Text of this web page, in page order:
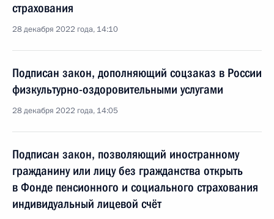
страхования
28 декабря 2022 года, 14:10
Подписан закон, дополняющий соцзаказ в России
физкультурно-оздоровительными услугами
28 декабря 2022 года, 14:05
Подписан закон, позволяющий иностранному
гражданину или лицу без гражданства открыть
в Фонде пенсионного и социального страхования
индивидуальный лицевой счёт